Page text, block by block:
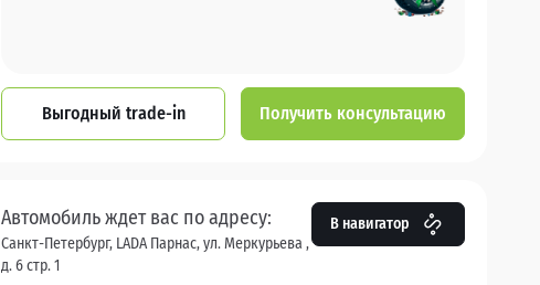
Выгодный trade-in Получить консультацию
Автомобиль ждет вас по адресу:
Санкт-Петербург, LADA Парнас, ул. Меркурьева ,
д. 6 стр. 1
В навигатор